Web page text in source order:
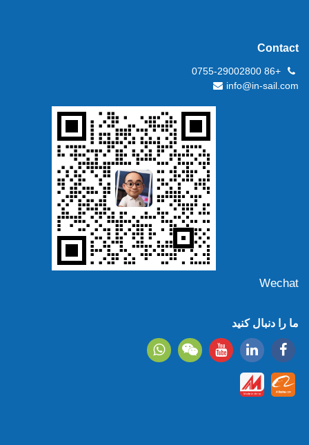
Contact
+86 0755-29002800
info@in-sail.com
Wechat
ما را دنبال کنید